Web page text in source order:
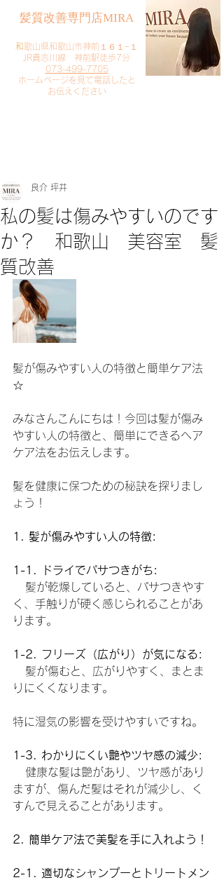
​髪質改善専門店MIRA
​和歌山県和歌山市神前１６１−１
JR貴志川線 神前駅徒歩7分
073-499-7705
​ホームページを見て電話したと
お伝えください
私の髪は傷みやすいのです
か？ 和歌山 美容室 髪
質改善
良介 坪井
髪が傷みやすい人の特徴と簡単ケア法
☆
みなさんこんにちは！今回は髪が傷み
やすい人の特徴と、簡単にできるヘア
ケア法をお伝えします。
髪を健康に保つための秘訣を探りまし
ょう！
1. 髪が傷みやすい人の特徴:
1-1. ドライでパサつきがち:
髪が乾燥していると、パサつきやす
く、手触りが硬く感じられることがあ
ります。
1-2. フリーズ（広がり）が気になる:
髪が傷むと、広がりやすく、まとま
りにくくなります。
特に湿気の影響を受けやすいですね。
1-3. わかりにくい艶やツヤ感の減少:
健康な髪は艶があり、ツヤ感があり
ますが、傷んだ髪はそれが減少し、く
すんで見えることがあります。
2. 簡単ケア法で美髪を手に入れよう！
2-1. 適切なシャンプーとトリートメン